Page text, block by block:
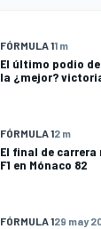
FÓRMULA 11 m
El último podio de
la ¿mejor?
FÓRMULA 12 m
El final de
F1 en Mónaco 82
FÓRMULA 129 may